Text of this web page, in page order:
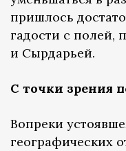
пришлось
гадости с полей,
и Сырдарьей.
С точки зрения
Вопреки
географических